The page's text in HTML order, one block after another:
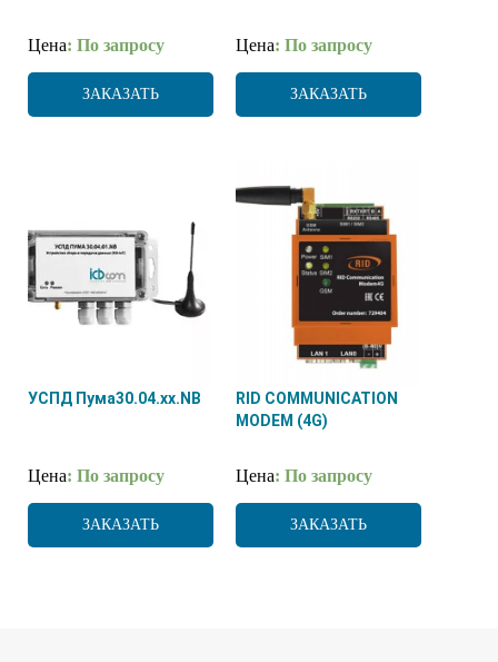
Цена: По запросу
ЗАКАЗАТЬ
Цена: По запросу
ЗАКАЗАТЬ
УСПД Пума30.04.xx.NB
Цена: По запросу
ЗАКАЗАТЬ
RID COMMUNICATION
MODEM (4G)
Цена: По запросу
ЗАКАЗАТЬ